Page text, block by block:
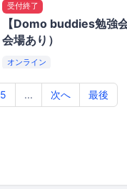
受付終了
【Domo buddies勉強
会場あり）
オンライン
5 ... 次へ 最後